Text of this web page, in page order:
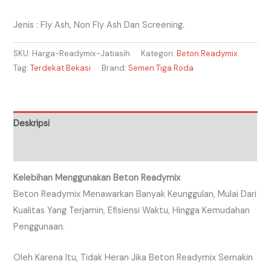
Jenis : Fly Ash, Non Fly Ash Dan Screening.
SKU: Harga-Readymix-Jatiasih Kategori:Beton Readymix
Tag:Terdekat Bekasi Brand:Semen Tiga Roda
Deskripsi
Kelebihan Menggunakan Beton Readymix
Beton Readymix Menawarkan Banyak Keunggulan, Mulai Dari
Kualitas Yang Terjamin, Efisiensi Waktu, Hingga Kemudahan
Penggunaan.
Oleh Karena Itu, Tidak Heran Jika Beton Readymix Semakin